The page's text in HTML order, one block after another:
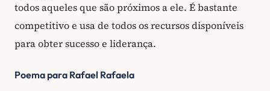
todos aqueles que são próximos a ele. É bastante
competitivo e usa de todos os recursos disponíveis
para obter sucesso e liderança.
Poema para Rafael Rafaela